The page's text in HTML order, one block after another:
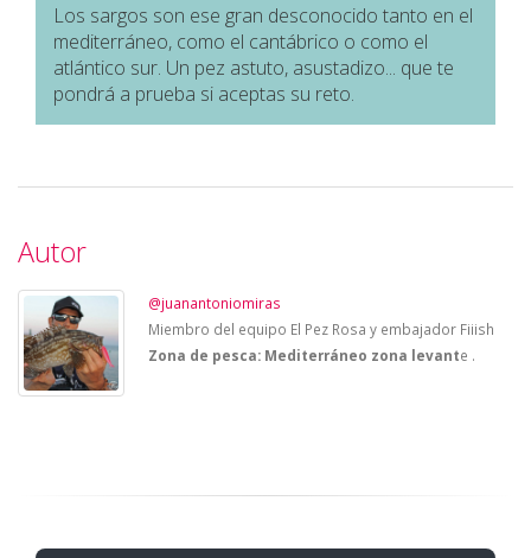
Los sargos son ese gran desconocido tanto en el
mediterráneo, como el cantábrico o como el
atlántico sur. Un pez astuto, asustadizo... que te
pondrá a prueba si aceptas su reto.
Autor
@juanantoniomiras
Miembro del equipo El Pez Rosa y embajador Fiiish
Zona de pesca: Mediterráneo zona levante .